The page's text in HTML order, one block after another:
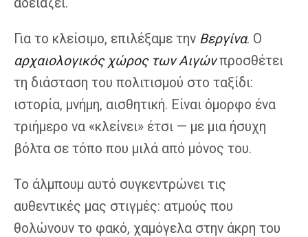
Για το κλείσιμο, επιλέξαμε την Βεργίνα. Ο
αρχαιολογικός χώρος των Αιγώνπροσθέτει
τη διάσταση του πολιτισμού στο ταξίδι:
ιστορία, μνήμη, αισθητική. Είναι όμορφο ένα
τριήμερο να «κλείνει» έτσι — με μια ήσυχη
βόλτα σε τόπο που μιλά από μόνος του.
Το άλμπουμ αυτό συγκεντρώνει τις
αυθεντικές μας στιγμές: ατμούς που
θολώνουν το φακό, χαμόγελα στην άκρη του